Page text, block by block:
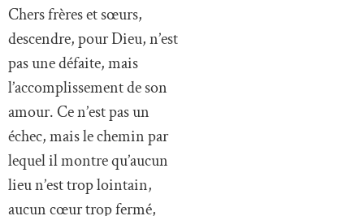
Chers frères et sœurs,
descendre, pour Dieu, n’est
pas une défaite, mais
l’accomplissement de son
amour. Ce n’est pas un
échec, mais le chemin par
lequel il montre qu’aucun
lieu n’est trop lointain,
aucun cœur trop fermé,